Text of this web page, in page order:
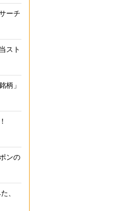
県内の実家に両親と姉と4人暮らし
ーチ
スト
柄」
ンの
、